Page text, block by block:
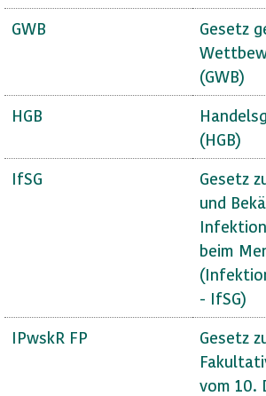
GWB
Gesetz
(GWB)
HGB
(HGB)
IfSG
Gesetz
und
beim
- IfSG)
IPwskR FP
Gesetz
vom 10.